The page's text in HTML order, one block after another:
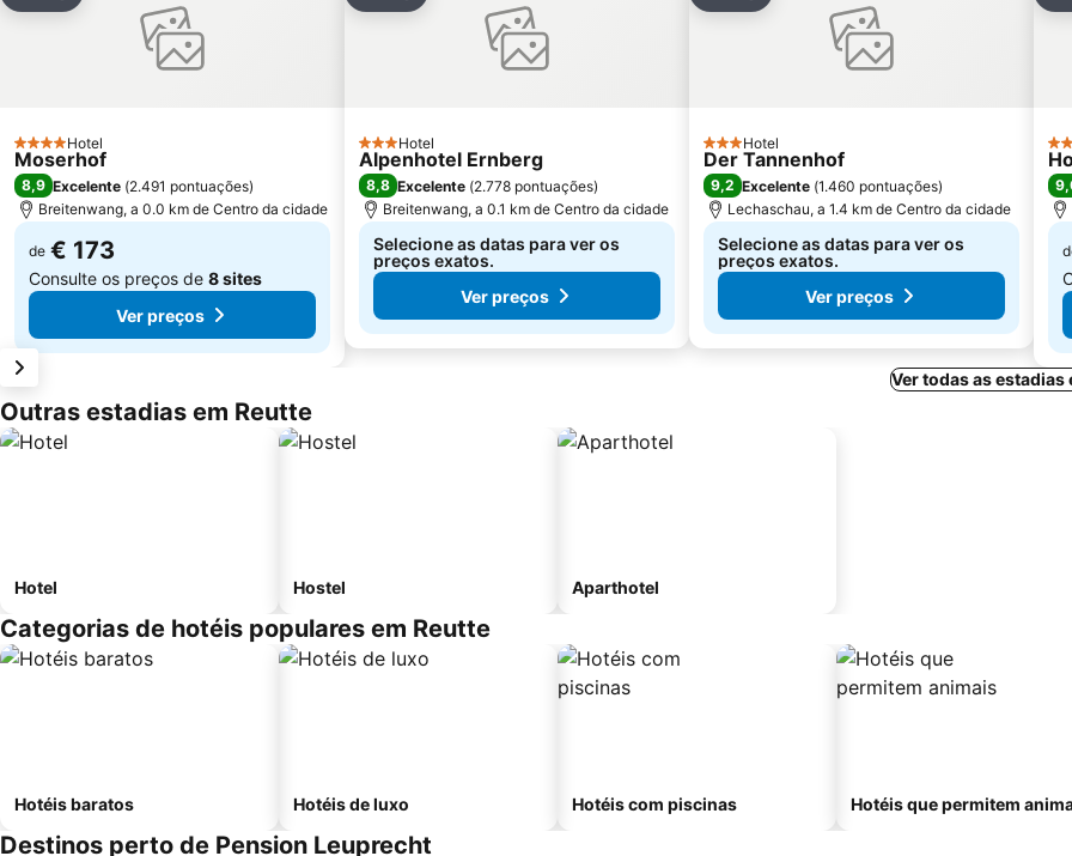
4 Estrelas
Hotel
Moserhof
8,9 Excelente (2.491 pontuações)
Breitenwang, a 0.0 km de Centro da cidade
de € 173
Consulte os preços de 8 sites
Ver preços
3 Estrelas
Hotel
Alpenhotel Ernberg
8,8 Excelente (2.778 pontuações)
Breitenwang, a 0.1 km de Centro da cidade
Selecione as datas para ver os
preços exatos.
Ver preços
3 Estrelas
Hotel
Der Tannenhof
9,2 Excelente (1.460 pontuações)
Lechaschau, a 1.4 km de Centro da cidade
Selecione as datas para ver os
preços exatos.
Ver preços
3
Ver todas as estadias
Outras estadias em Reutte
Hotel Hostel Aparthotel
Categorias de hotéis populares em Reutte
Hotéis baratos Hotéis de luxo Hotéis com piscinas Hotéis que permitem
Destinos perto de Pension Leuprecht